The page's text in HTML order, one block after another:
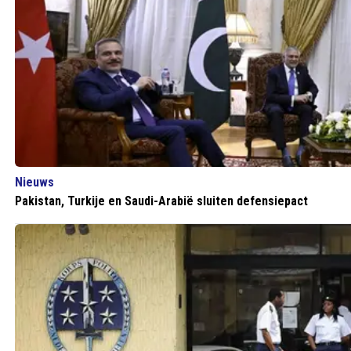
Nieuws
Pakistan, Turkije en Saudi-Arabië sluiten defensiepact